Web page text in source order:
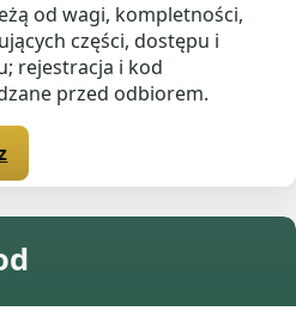
od wagi, kompletności,
części, dostępu i
rejestracja i kod
przed odbiorem.